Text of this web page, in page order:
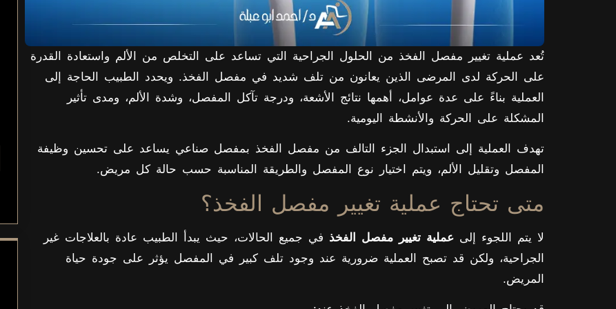
تُعد عملية تغيير مفصل الفخذ من الحلول الجراحية التي تساعد على التخلص من الألم واستعادة القدرة
على الحركة لدى المرضى الذين يعانون من تلف شديد في مفصل الفخذ. ويحدد الطبيب الحاجة إلى
العملية بناءً على عدة عوامل، أهمها نتائج الأشعة، ودرجة تآكل المفصل، وشدة الألم، ومدى تأثير
المشكلة على الحركة والأنشطة اليومية.
تهدف العملية إلى استبدال الجزء التالف من مفصل الفخذ بمفصل صناعي يساعد على تحسين وظيفة
المفصل وتقليل الألم، ويتم اختيار نوع المفصل والطريقة المناسبة حسب حالة كل مريض.
متى تحتاج عملية تغيير مفصل الفخذ؟
لا يتم اللجوء إلى عملية تغيير مفصل الفخذ في جميع الحالات، حيث يبدأ الطبيب عادة بالعلاجات غير
الجراحية، ولكن قد تصبح العملية ضرورية عند وجود تلف كبير في المفصل يؤثر على جودة حياة
المريض.